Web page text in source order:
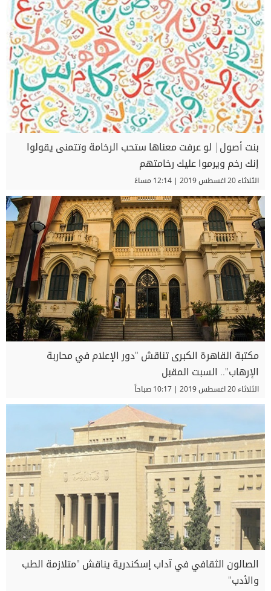
بنت أصول| لو عرفت معناها ستحب الرخامة وتتمنى يقولوا
إنك رخم ويرموا عليك رخامتهم
الثلاثاء 20 اغسطس 2019 | 12:14 مساءً
مكتبة القاهرة الكبرى تناقش "دور الإعلام في محاربة
الإرهاب".. السبت المقبل
الثلاثاء 20 اغسطس 2019 | 10:17 صباحاً
الصالون الثقافي في آداب إسكندرية يناقش "متلازمة الطب
والأدب"